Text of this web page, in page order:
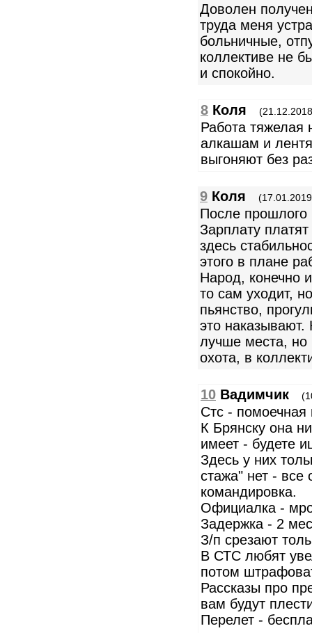
Доволен
труда меня
больничные,
коллективе не
и спокойно.
8 Коля
Работа тяжелая
алкашам и
выгоняют без
9 Коля
После прошлого
Зарплату
здесь
этого в плане
Народ, конечно
то сам уходит,
пьянство,
это наказывают.
лучше места, но
охота, в
10 Вадимчик
Стс - помоечная
К Брянску она
имеет - будете
Здесь у них
стажа" нет - все
командировка.
Официалка -
Задержка - 2
З/п срезают
В СТС любят
потом
Рассказы про
вам будут
Перелет -